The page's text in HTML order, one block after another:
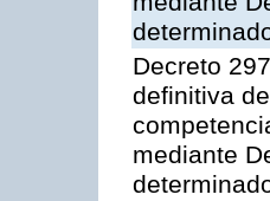
Decreto
definitiva
mediante